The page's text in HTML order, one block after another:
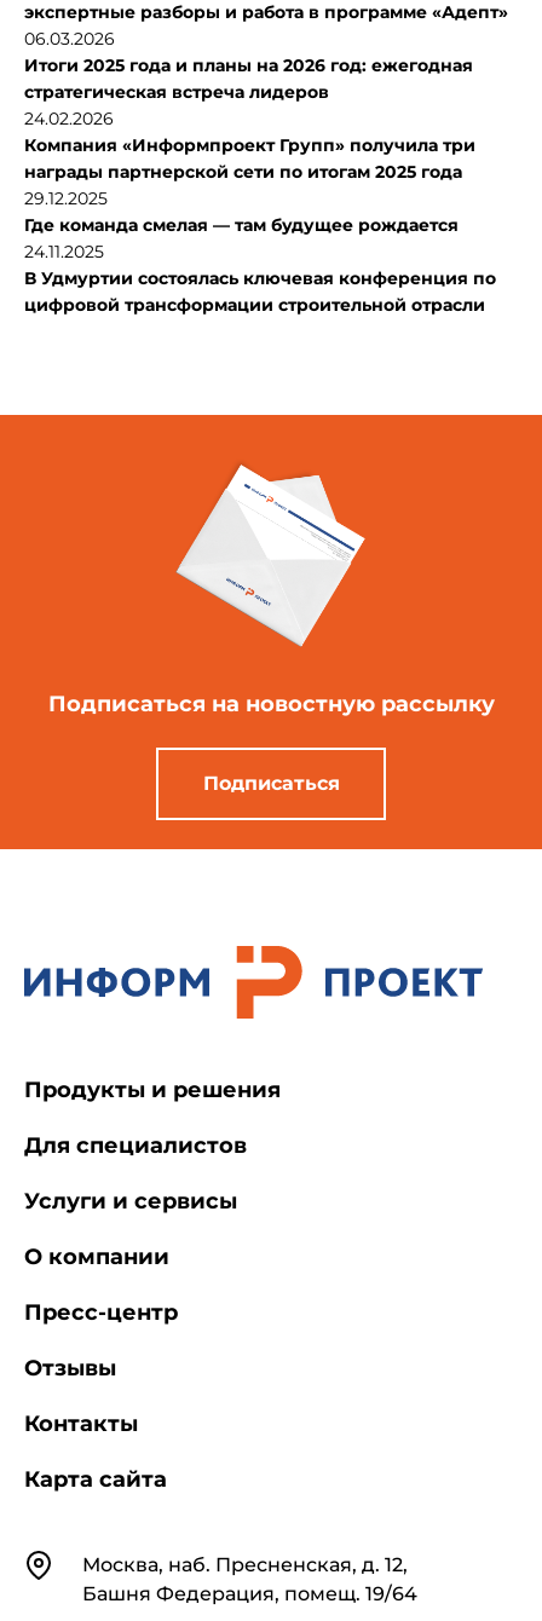
экспертные разборы и работа в программе «Адепт»
06.03.2026
Итоги 2025 года и планы на 2026 год: ежегодная
стратегическая встреча лидеров
24.02.2026
Компания «Информпроект Групп» получила три
награды партнерской сети по итогам 2025 года
29.12.2025
Где команда смелая — там будущее рождается
24.11.2025
В Удмуртии состоялась ключевая конференция по
цифровой трансформации строительной отрасли
Подписаться на новостную рассылку
Подписаться
КонтактыМосква, наб. Пресненская, д. 12,
Башня Федерация, помещ. 19/64
Продукты и решения
Для специалистов
Услуги и сервисы
О компании
Пресс-центр
Отзывы
Контакты
Карта сайта